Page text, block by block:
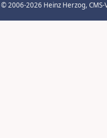
© 2006-2026 Heinz Herzog,